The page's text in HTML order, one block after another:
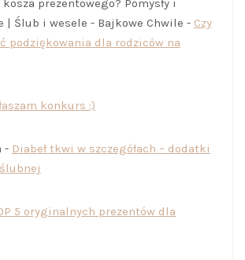
kosza prezentowego? Pomysły i
| Ślub i wesele - Bajkowe Chwile - Czy
podziękowania dla rodziców na
konkurs :)
- Diabeł tkwi w szczegółach – dodatki
5 oryginalnych prezentów dla